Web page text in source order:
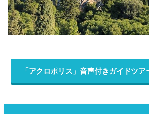
「アクロポリス」音声付きガイドツア